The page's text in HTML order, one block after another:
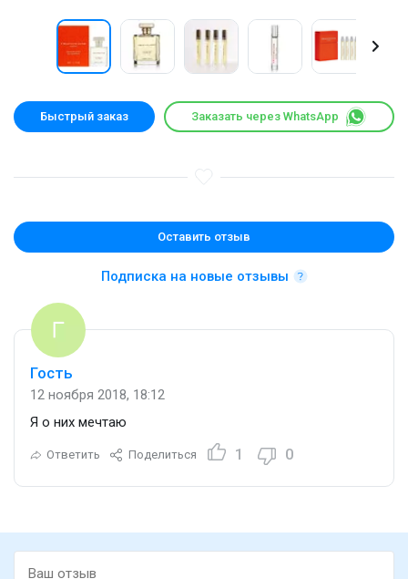
Быстрый заказ Заказать через WhatsApp
Оставить отзыв
Подписка на новые отзывы
Гость
12 ноября 2018, 18:12
Я о них мечтаю
Ответить Поделиться 1 0